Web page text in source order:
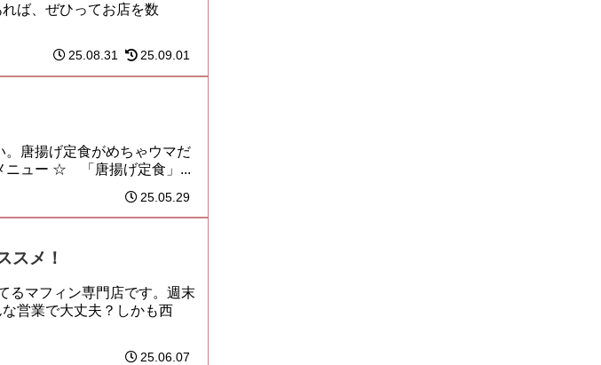
ば、ぜひってお店を数
25.08.31 25.09.01
揚げ定食がめちゃウマだ
ニュー ☆ 「唐揚げ定食」...
25.05.29
スメ！
マフィン専門店です。週末
営業で大丈夫？しかも西
25.06.07